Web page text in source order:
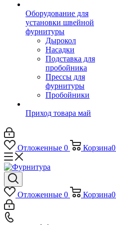
Оборудование для
установки швейной
фурнитуры
Дырокол
Насадки
Подставка для
пробойника
Прессы для
фурнитуры
Пробойники
Приход товара май
Отложенные 0 Корзина0
Отложенные 0 Корзина0